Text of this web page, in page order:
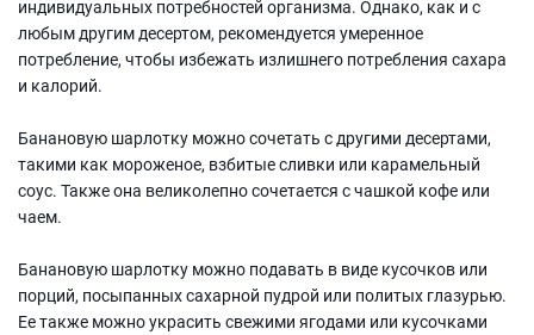
индивидуальных потребностей организма. Однако, как и с
любым другим десертом, рекомендуется умеренное
потребление, чтобы избежать излишнего потребления сахара
и калорий.
Банановую шарлотку можно сочетать с другими десертами,
такими как мороженое, взбитые сливки или карамельный
соус. Также она великолепно сочетается с чашкой кофе или
чаем.
Банановую шарлотку можно подавать в виде кусочков или
порций, посыпанных сахарной пудрой или политых глазурью.
Ее также можно украсить свежими ягодами или кусочками